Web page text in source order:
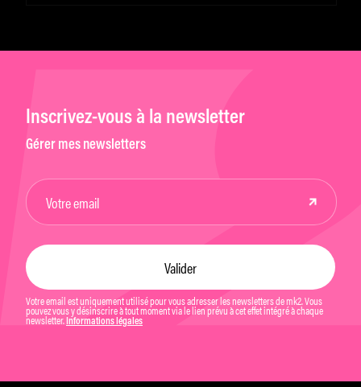
Inscrivez-vous à la newsletter
Gérer mes newsletters
Votre email est uniquement utilisé pour vous adresser les newsletters de mk2. Vous
pouvez vous y désinscrire à tout moment via le lien prévu à cet effet intégré à chaque
newsletter. Informations légales